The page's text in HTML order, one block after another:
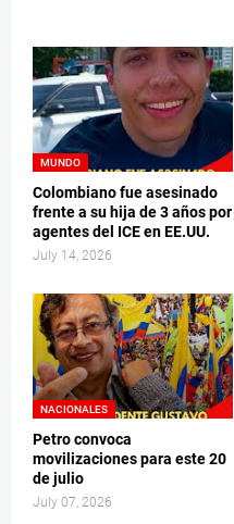
MUNDO
Colombiano fue asesinado
frente a su hija de 3 años por
agentes del ICE en EE.UU.
July 14, 2026
NACIONALES
Petro convoca
movilizaciones para este 20
de julio
July 07, 2026